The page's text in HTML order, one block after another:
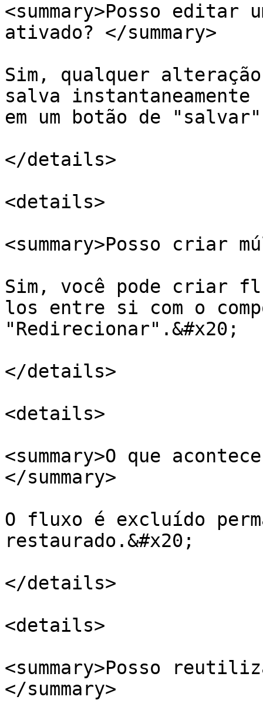
<summary>Posso
ativado? </summary>
Sim, qualquer
salva
em um botão de
</details>
<details>
<summary>Posso criar
Sim, você pode criar
los entre si com o
"Redirecionar".&#x20;
</details>
<details>
<summary>O que
</summary>
O fluxo é excluído
restaurado.&#x20;
</details>
<details>
<summary>Posso
</summary>